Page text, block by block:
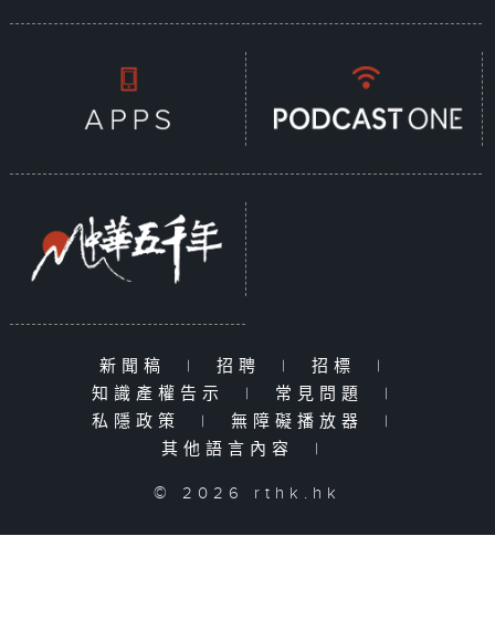
新聞稿 | 招聘 | 招標
|
知識產權告示
| 常見問題
|
私隱政策
| 無障礙播放器
|
其他語言內容
|
© 2026 rthk.hk